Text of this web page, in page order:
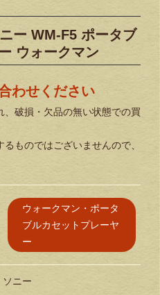
ー WM-F5 ポータブ
ウォークマン
わせください
破損・欠品の無い状態での買
ものではございませんので、
ウォークマン・ポータ
ブルカセットプレーヤ
ー
ソニー